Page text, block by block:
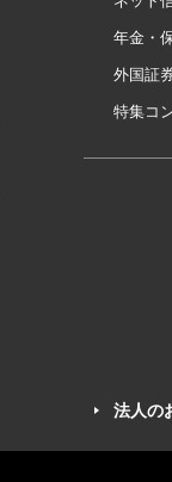
年金・
外国証
特集コ
法人の